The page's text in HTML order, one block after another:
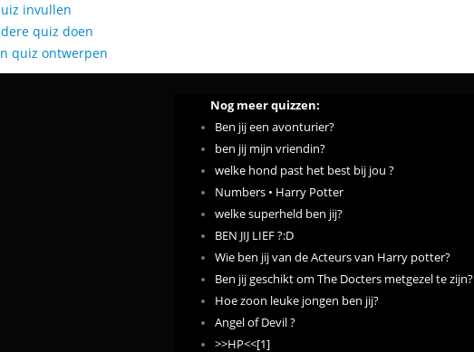
invullen
quiz doen
quiz ontwerpen
Nog meer quizzen:
Ben jij een avonturier?
ben jij mijn vriendin?
welke hond past het best bij jou ?
Numbers • Harry Potter
welke superheld ben jij?
BEN JIJ LIEF ?:D
Wie ben jij van de Acteurs van Harry potter?
Ben jij geschikt om The Docters metgezel te zijn?
Hoe zoon leuke jongen ben jij?
Angel of Devil ?
>>HP<<[1]